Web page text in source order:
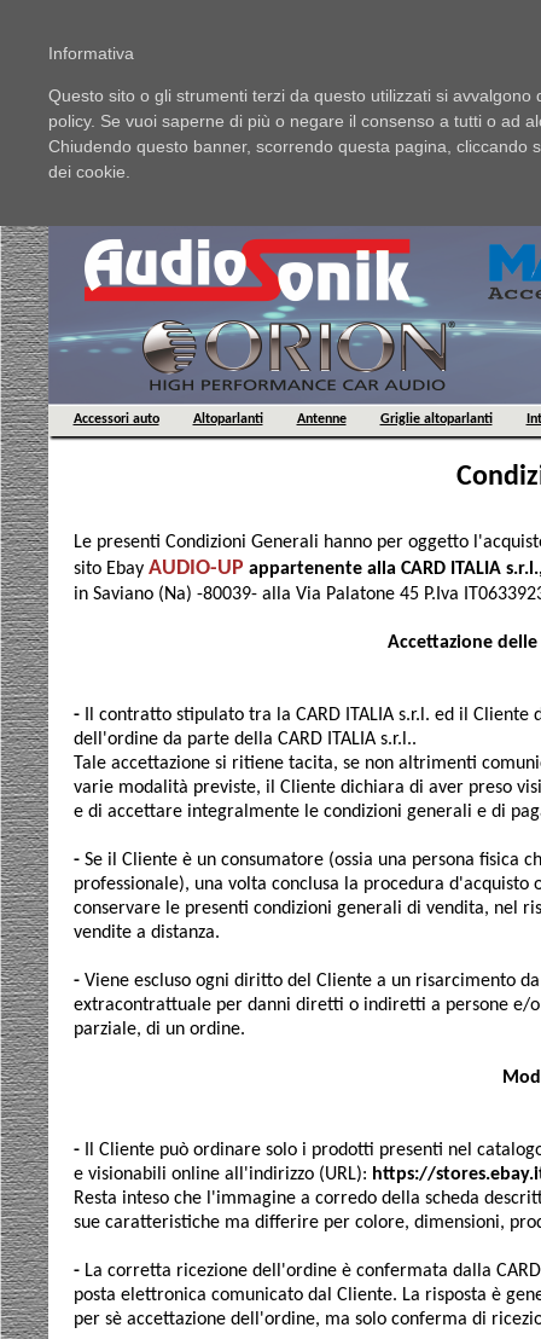
Accessori auto Altoparlanti Antenne Griglie altoparlanti
Le presenti Condizioni Generali hanno per oggetto
sito Ebay AUDIO-UP appartenente alla CARD ITALIA
in Saviano (Na) -80039- alla Via Palatone 45 P.Iva
Accettazione
- Il contratto stipulato tra la CARD ITALIA s.r.l. ed il
dell'ordine da parte della CARD ITALIA s.r.l..
Tale accettazione si ritiene tacita, se non altrimenti
varie modalità previste, il Cliente dichiara di aver preso
e di accettare integralmente le condizioni generali e di
- Se il Cliente è un consumatore (ossia una persona
professionale), una volta conclusa la procedura
conservare le presenti condizioni generali di vendita, nel
vendite a distanza.
- Viene escluso ogni diritto del Cliente a un risarcimento
extracontrattuale per danni diretti o indiretti a persone e/
parziale, di un ordine.
- Il Cliente può ordinare solo i prodotti presenti nel
e visionabili online all'indirizzo (URL): https://
Resta inteso che l'immagine a corredo della scheda
sue caratteristiche ma differire per colore, dimensioni,
- La corretta ricezione dell'ordine è confermata dalla
posta elettronica comunicato dal Cliente. La risposta è
per sè accettazione dell'ordine, ma solo conferma di
Informativa
Questo sito o gli strumenti terzi da questo utilizzati si
policy. Se vuoi saperne di più o negare il consenso a tutti o ad
Chiudendo questo banner, scorrendo questa pagina, cliccando
dei cookie.